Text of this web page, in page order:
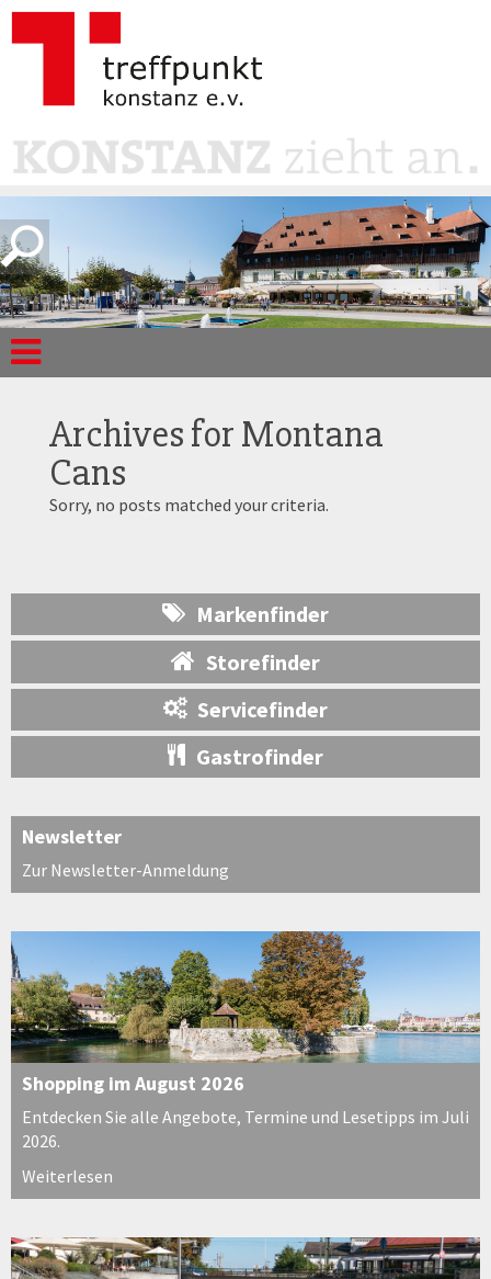
Archives forMontana
Cans
Sorry, no posts matched your criteria.
Markenfinder
Storefinder
Servicefinder
Gastrofinder
Newsletter
Zur Newsletter-Anmeldung
Shopping im August 2026
Entdecken Sie alle Angebote, Termine und Lesetipps im Juli
2026.
Weiterlesen